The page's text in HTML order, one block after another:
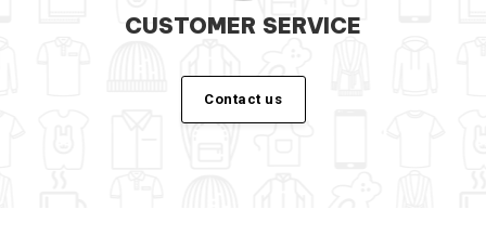
CUSTOMER SERVICE
Contact us